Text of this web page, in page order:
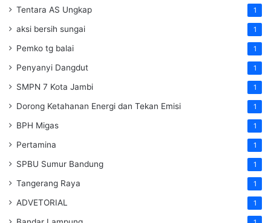
Tentara AS Ungkap 1
aksi bersih sungai 1
Pemko tg balai 1
Penyanyi Dangdut 1
SMPN 7 Kota Jambi 1
Dorong Ketahanan Energi dan Tekan Emisi 1
BPH Migas 1
Pertamina 1
SPBU Sumur Bandung 1
Tangerang Raya 1
ADVETORIAL 1